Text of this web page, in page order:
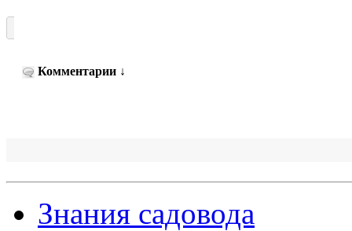
Комментарии ↓
Знания садовода